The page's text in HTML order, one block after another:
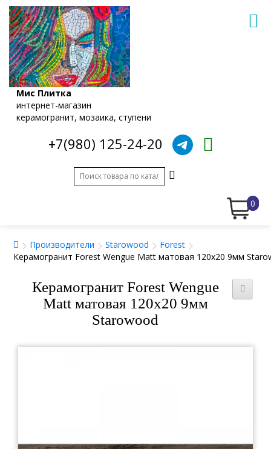
Мис Плитка
интернет-магазин
керамогранит, мозаика, ступени
+7(980) 125-24-20
0
Производители Starowood
Forest
Керамогранит Forest Wengue Matt матовая 120x20 9мм
Керамогранит Forest Wengue
Matt матовая 120x20 9мм
Starowood